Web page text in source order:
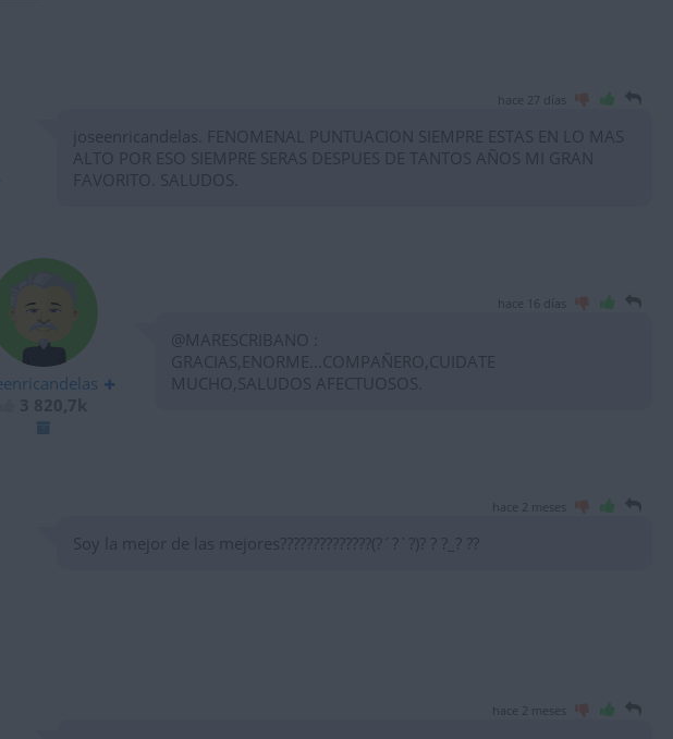
hace 27 días
joseenricandelas. FENOMENAL PUNTUACION SIEMPRE ESTAS EN LO MAS
ALTO POR ESO SIEMPRE SERAS DESPUES DE TANTOS AÑOS MI GRAN
FAVORITO. SALUDOS.
hace 16 días
@MARESCRIBANO :
GRACIAS,ENORME...COMPAÑERO,CUIDATE
MUCHO,SALUDOS AFECTUOSOS.
hace 2 meses
Soy la mejor de las mejores??????????????(?´?`?)? ? ?_? ??
hace 2 meses